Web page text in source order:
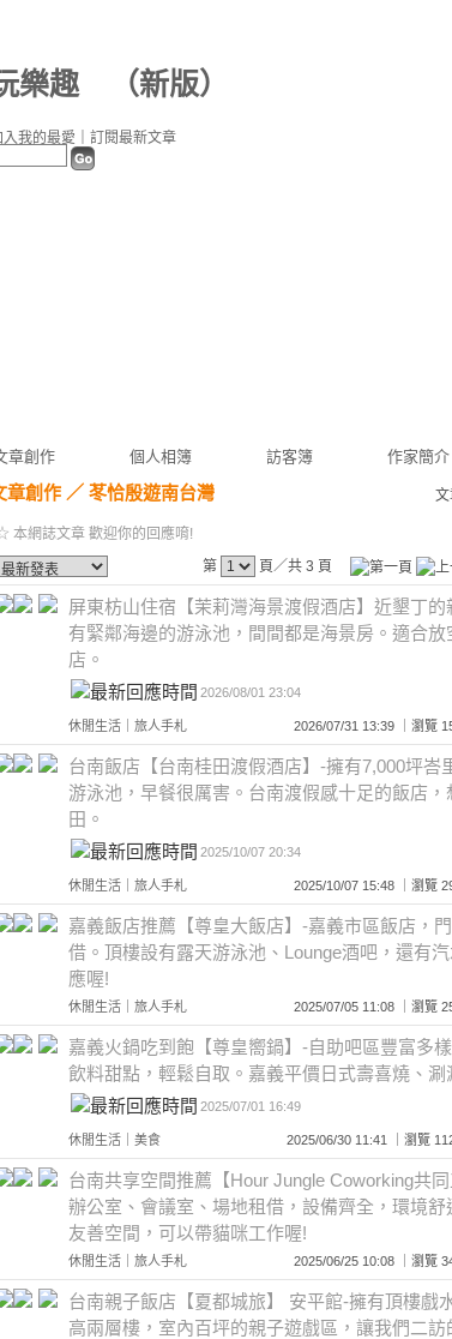
樂趣 （新版）
章創作 個人相簿 訪客簿 作家簡介
入我的最愛 訂閱最新文章
章創作 ／ 苳恰殷遊南台灣
本網誌文章 歡迎你的回應唷!
第
頁／共 3 頁
屏東枋山住宿【茉莉灣海景渡假酒店】近墾丁
有緊鄰海邊的游泳池，間間都是海景房。適合
店。
2026/08/01 23:04
休閒生活 旅人手札 2026/07/31 13:39 ｜瀏覽
台南飯店【台南桂田渡假酒店】-擁有7,000坪峇
游泳池，早餐很厲害。台南渡假感十足的飯店
田。
2025/10/07 20:34
休閒生活 旅人手札 2025/10/07 15:48 ｜瀏覽
嘉義飯店推薦【尊皇大飯店】-嘉義市區飯店，
借。頂樓設有露天游泳池、Lounge酒吧，還有
應喔!
休閒生活 旅人手札 2025/07/05 11:08 ｜瀏覽
嘉義火鍋吃到飽【尊皇嚮鍋】-自助吧區豐富多
飲料甜點，輕鬆自取。嘉義平價日式壽喜燒、涮
2025/07/01 16:49
休閒生活 美食 2025/06/30 11:41 ｜瀏覽
台南共享空間推薦【Hour Jungle Coworking共
辦公室、會議室、場地租借，設備齊全，環境
友善空間，可以帶貓咪工作喔!
休閒生活 旅人手札 2025/06/25 10:08 ｜瀏覽
台南親子飯店【夏都城旅】 安平館-擁有頂樓戲
高兩層樓，室內百坪的親子遊戲區，讓我們二訪